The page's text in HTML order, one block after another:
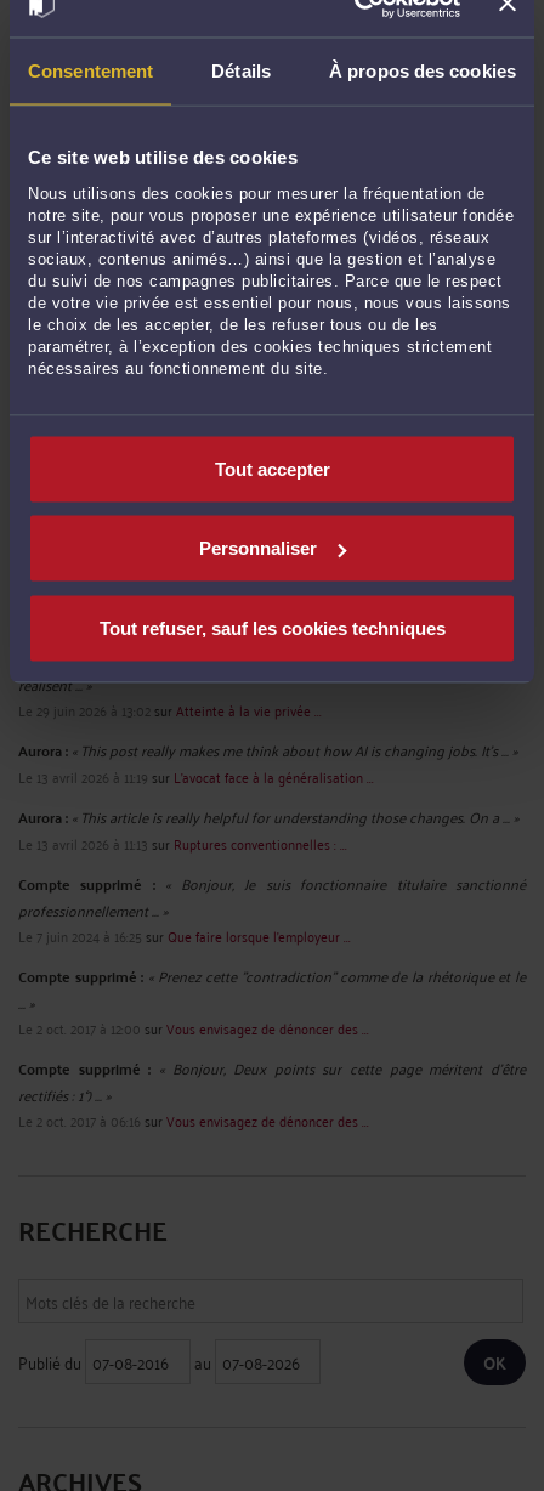
Consentement Détails À propos des cookies
Ce site web utilise des cookies
Nous utilisons des cookies pour mesurer la fréquentation de
notre site, pour vous proposer une expérience utilisateur fondée
sur l’interactivité avec d’autres plateformes (vidéos, réseaux
sociaux, contenus animés…) ainsi que la gestion et l’analyse
du suivi de nos campagnes publicitaires. Parce que le respect
de votre vie privée est essentiel pour nous, nous vous laissons
le choix de les accepter, de les refuser tous ou de les
paramétrer, à l’exception des cookies techniques strictement
nécessaires au fonctionnement du site.
Tout accepter
Personnaliser
Tout refuser, sauf les cookies techniques
Lutte contre les fraudes sociales et fiscales : renforcement du volet pénal-
Le 6 juil. 2026 à 10:58
Loi de lutte contre les fraudes sociales et fiscales du 26 juin 2026 : à quoi
faut-il s’attendre ?-Le 1 juil. 2026 à 14:44
éphémères-Le 26 juin 2026 à 11:27
Ruptures conventionnelles : baisse des durées d’indemnisation au 1er
septembre 2026 -Le 25 juin 2026 à 14:45
Quand le harcèlement moral emporte à lui seul la nullité du licenciement
Le 23 juin 2026 à 10:36
Télétravailler depuis l’étranger sans en informer son employeur : quels sont
les risques ?-Le 18 juin 2026 à 11:33
Libre choix du domicile du salarié : quelles sont les règles ?
Quelles sont les précautions à prendre pour un entretien préalable au
Le 20 mai 2026 à 11:17
Voir toutes ses publications
Derniers commentaires
MattFrewer : « Merci pour cet article très utile. Beaucoup de personnes ne
réalisent ... »
Le 29 juin 2026 à 13:02 surAtteinte à la vie privée ...
Aurora :« This post really makes me think about how AI is changing jobs. It's ... »
Le 13 avril 2026 à 11:19 sur L’avocat face à la généralisation ...
Aurora :« This article is really helpful for understanding those changes. On a ... »
Le 13 avril 2026 à 11:13 sur Ruptures conventionnelles : ...
Compte supprimé : « Bonjour, Je suis fonctionnaire titulaire sanctionné
professionnellement ... »
Le 7 juin 2024 à 16:25 sur Que faire lorsque l’employeur ...
Compte supprimé : « Prenez cette "contradiction" comme de la rhétorique et le
... »
Le 2 oct. 2017 à 12:00 surVous envisagez de dénoncer des ...
Compte supprimé : « Bonjour, Deux points sur cette page méritent d'être
rectifiés : 1°) ... »
Le 2 oct. 2017 à 06:16 surVous envisagez de dénoncer des ...
RECHERCHE
Publié du au
ARCHIVES